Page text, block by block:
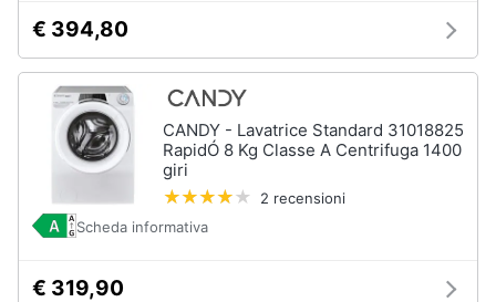
Promozioni
Servizi
Assistenza
Esci
€ 394,80
CANDY - Lavatrice Standard 31018825
RapidÓ 8 Kg Classe A Centrifuga 1400
giri
2 recensioni
Scheda informativa
€ 319,90